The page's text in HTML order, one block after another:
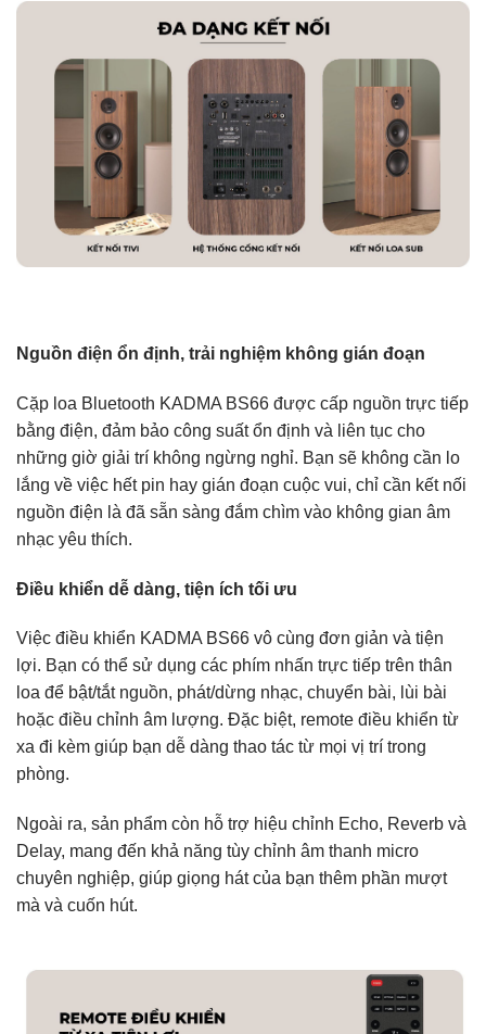
Nguồn điện ổn định, trải nghiệm không gián đoạn
Cặp loa Bluetooth KADMA BS66 được cấp nguồn trực tiếp
bằng điện, đảm bảo công suất ổn định và liên tục cho
những giờ giải trí không ngừng nghỉ. Bạn sẽ không cần lo
lắng về việc hết pin hay gián đoạn cuộc vui, chỉ cần kết nối
nguồn điện là đã sẵn sàng đắm chìm vào không gian âm
nhạc yêu thích.
Điều khiển dễ dàng, tiện ích tối ưu
Việc điều khiển KADMA BS66 vô cùng đơn giản và tiện
lợi. Bạn có thể sử dụng các phím nhấn trực tiếp trên thân
loa để bật/tắt nguồn, phát/dừng nhạc, chuyển bài, lùi bài
hoặc điều chỉnh âm lượng. Đặc biệt, remote điều khiển từ
xa đi kèm giúp bạn dễ dàng thao tác từ mọi vị trí trong
phòng.
Ngoài ra, sản phẩm còn hỗ trợ hiệu chỉnh Echo, Reverb và
Delay, mang đến khả năng tùy chỉnh âm thanh micro
chuyên nghiệp, giúp giọng hát của bạn thêm phần mượt
mà và cuốn hút.